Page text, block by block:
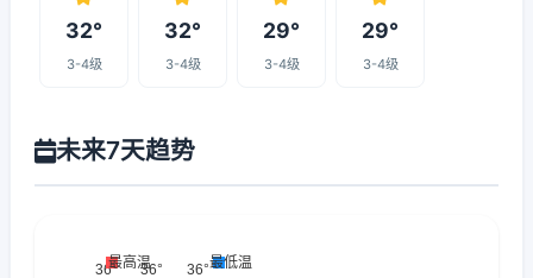
32°
3-4级
32°
3-4级
29°
3-4级
29°
3-4级
未来7天趋势